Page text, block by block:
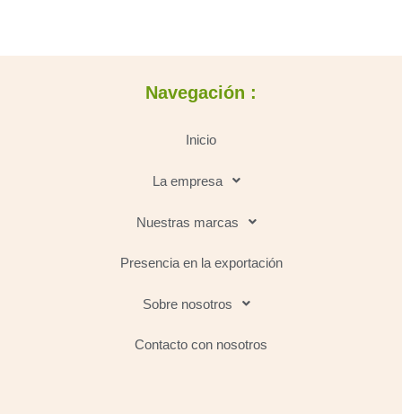
Navegación :
Inicio
La empresa
Nuestras marcas
Presencia en la exportación
Sobre nosotros
Contacto con nosotros